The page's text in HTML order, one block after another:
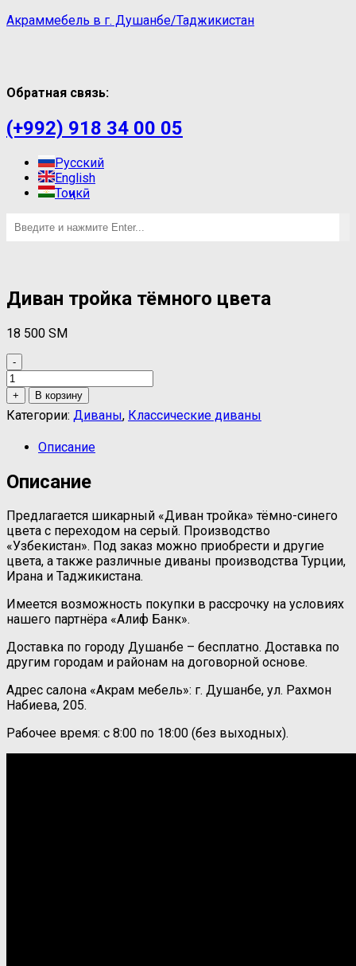
Акраммебель в г. Душанбе/Таджикистан
Обратная связь:
(+992) 918 34 00 05
Русский
English
Тоҷикӣ
Диван тройка тёмного цвета
18 500 ЅМ
-
Количество
товара
Диван
тройка
цвета
+ В корзину
Категории: Диваны, Классические диваны
Описание
Описание
Предлагается шикарный «Диван тройка» тёмно-синего
цвета с переходом на серый. Производство
«Узбекистан». Под заказ можно приобрести и другие
цвета, а также различные диваны производства Турции,
Ирана и Таджикистана.
Имеется возможность покупки в рассрочку на условиях
нашего партнёра «Алиф Банк».
Доставка по городу Душанбе – бесплатно. Доставка по
другим городам и районам на договорной основе.
Адрес салона «Акрам мебель»: г. Душанбе, ул. Рахмон
Набиева, 205.
Рабочее время: с 8:00 по 18:00 (без выходных).